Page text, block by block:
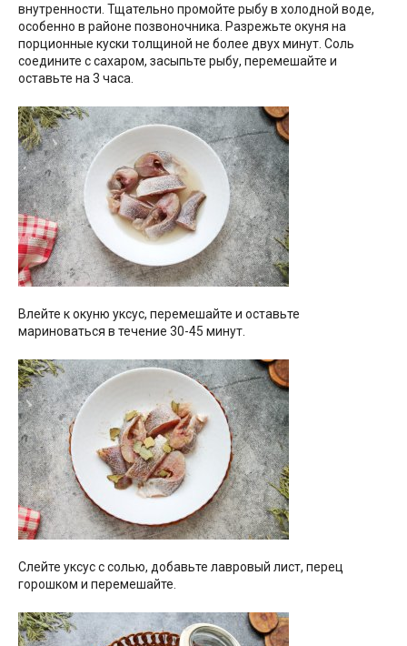
внутренности. Тщательно промойте рыбу в холодной воде,
особенно в районе позвоночника. Разрежьте окуня на
порционные куски толщиной не более двух минут. Соль
соедините с сахаром, засыпьте рыбу, перемешайте и
оставьте на 3 часа.
Влейте к окуню уксус, перемешайте и оставьте
мариноваться в течение 30-45 минут.
Слейте уксус с солью, добавьте лавровый лист, перец
горошком и перемешайте.